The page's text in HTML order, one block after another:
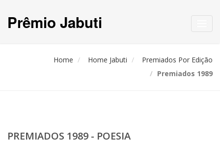
Prêmio Jabuti
Home Home Jabuti
Premiados Por Edição
Premiados 1989
PREMIADOS 1989 - POESIA